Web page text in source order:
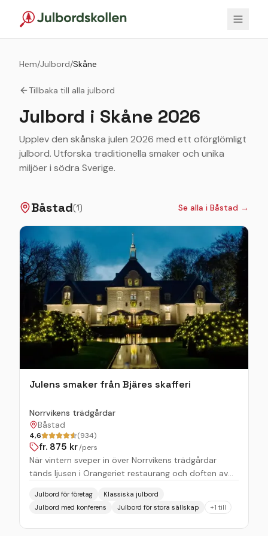
Hem/Julbord/Skåne
Tillbaka till alla julbord
Julbord i Skåne 2026
Upplev den skånska julen 2026 med ett oförglömligt
julbord. Utforska traditionella smaker och unika
miljöer i södra Sverige.
Båstad(1) Se alla i Båstad →
Julens smaker från Bjäres skafferi
Norrvikens trädgårdar
Båstad
4,6 (934)
fr. 875 kr/pers
När vintern sveper in över Norrvikens trädgårdar
tänds ljusen i Orangeriet restaurang och doften av
en hyllning till Bjäres rika smaker och traditioner,
omsorgsfullt tillagade av lokala råvaror och kryddat
med den magiska atmosfären som bara Norrviken
Julbord för företag
Klassiska julbord
Julbord med konferens
Julbord för stora sällskap +1 till